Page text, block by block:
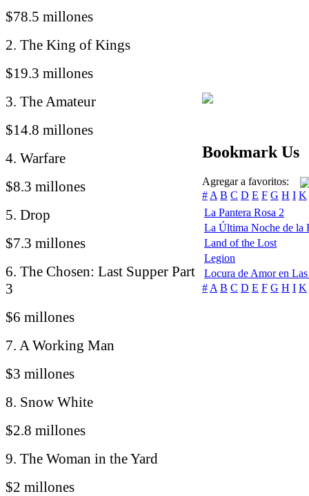
$78.5 millones
2. The King of Kings
$19.3 millones
3. The Amateur
$14.8 millones
4. Warfare
$8.3 millones
5. Drop
$7.3 millones
6. The Chosen: Last Supper Part
3
$6 millones
7. A Working Man
$3 millones
8. Snow White
$2.8 millones
9. The Woman in the Yard
$2 millones
Bookmark Us
Agregar a favoritos:
# A B C D E F G H I K
La Pantera Rosa 2
La Última Noche de la
Land of the Lost
Legion
Locura de Amor en Las
# A B C D E F G H I K